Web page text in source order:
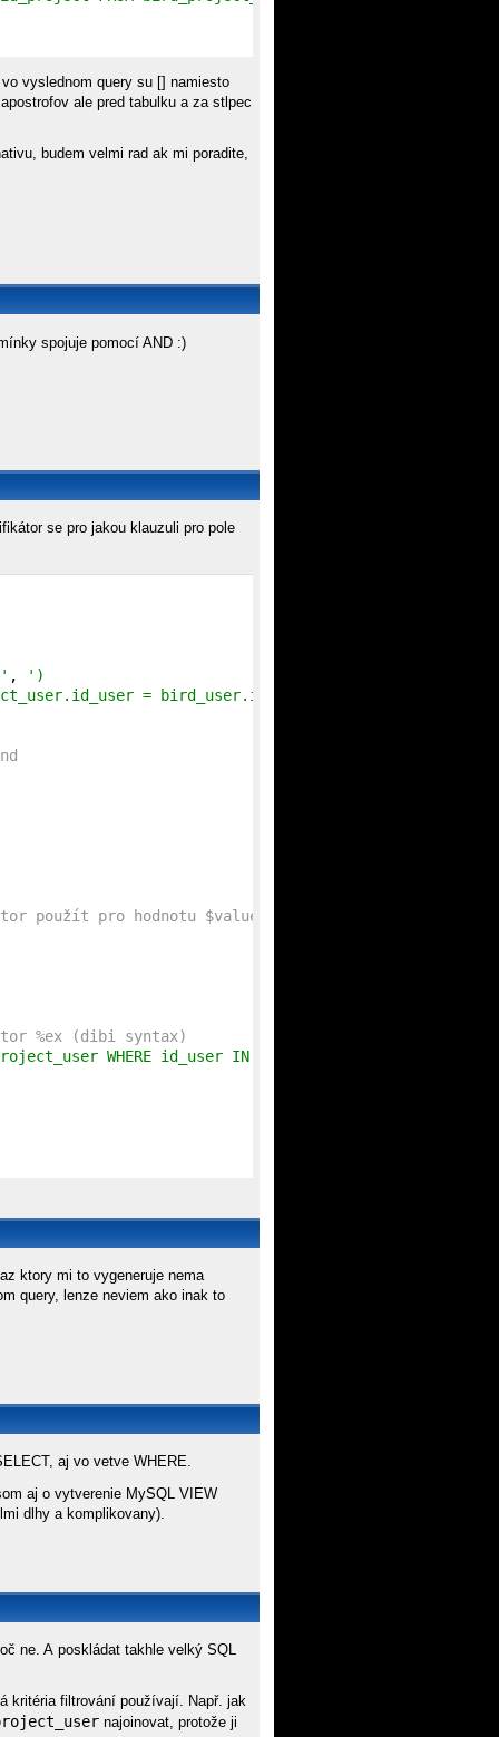
vyslednom query su [] namiesto
ale pred tabulku a za stlpec
budem velmi rad ak mi poradite,
spojuje pomocí AND :)
se pro jakou klauzuli pro pole
,
')
= bird_user.id)) WHERE
použít pro hodnotu $values['ecep']
%ex (dibi syntax)
WHERE id_user IN (SELECT id FROM bird_user
ktory mi to vygeneruje nema
query, lenze neviem ako inak to
aj vo vetve WHERE.
aj o vytverenie MySQL VIEW
dlhy a komplikovany).
ne. A poskládat takhle velký SQL
kritéria filtrování používají. Např. jak
najoinovat, protože ji